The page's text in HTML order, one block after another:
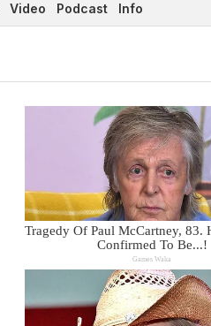
Video Podcast Info